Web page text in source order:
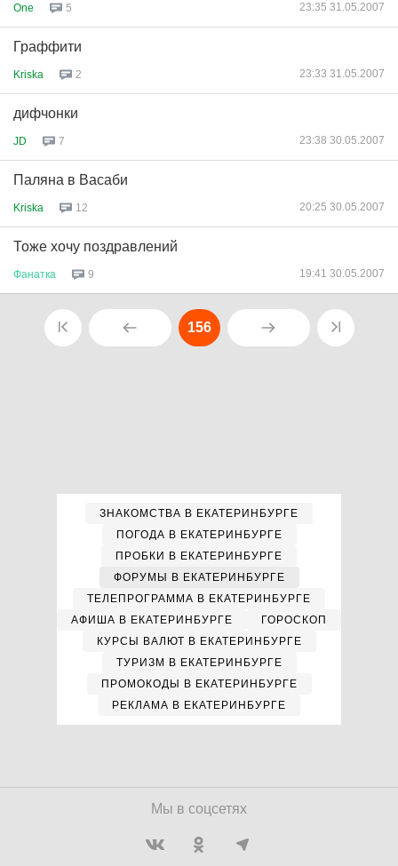
One 5 23:35 31.05.2007
Граффити
Kriska 2 23:33 31.05.2007
дифчонки
JD 7 23:38 30.05.2007
Паляна в Васаби
Kriska 12 20:25 30.05.2007
Тоже хочу поздравлений
Фанатка 9 19:41 30.05.2007
156
ЗНАКОМСТВА В ЕКАТЕРИНБУРГЕ
ПОГОДА В ЕКАТЕРИНБУРГЕ
ПРОБКИ В ЕКАТЕРИНБУРГЕ
ФОРУМЫ В ЕКАТЕРИНБУРГЕ
ТЕЛЕПРОГРАММА В ЕКАТЕРИНБУРГЕ
АФИША В ЕКАТЕРИНБУРГЕ
ГОРОСКОП
КУРСЫ ВАЛЮТ В ЕКАТЕРИНБУРГЕ
ТУРИЗМ В ЕКАТЕРИНБУРГЕ
ПРОМОКОДЫ В ЕКАТЕРИНБУРГЕ
РЕКЛАМА В ЕКАТЕРИНБУРГЕ
Мы в соцсетях